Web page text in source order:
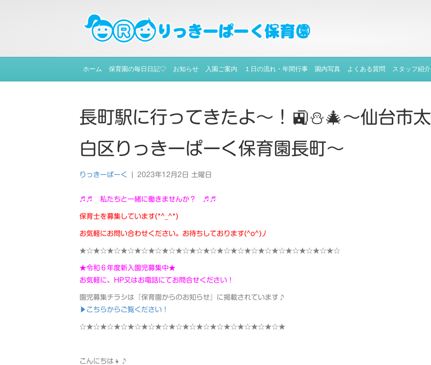
ホーム 保育園の毎日日記♡ お知らせ 入園ご案内 １日の流れ・年間行事 園内写真 よくある質問 スタッフ紹介
長町駅に行ってきたよ～！🚉⛄🎄～仙台市太
白区りっきーぱーく保育園長町～
りっきーぱーく 2023年12月2日 土曜日
♬♬ 私たちと一緒に働きませんか？ ♬♬
保育士を募集しています(*^_^*)
お気軽にお問い合わせください。お待ちしております(^o^)丿
★☆★☆★☆★☆★☆★☆★☆★☆★☆★☆★☆★☆★☆★☆★☆★☆★☆★☆★☆
★令和６年度新入園児募集中★
お気軽に、HP又はお電話にてお問合せください！
園児募集チラシは『保育園からのお知らせ』に掲載されています♪
▶こちらからご覧ください！
☆★☆★☆★☆★☆★☆★☆★☆★☆★☆★☆★☆★☆★☆★☆★
こんにちは👧♪